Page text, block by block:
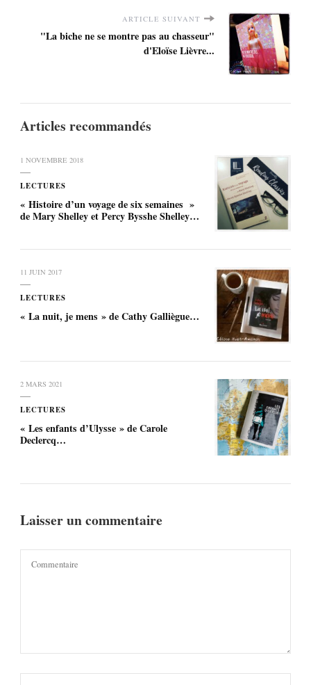
ARTICLE SUIVANT
"La biche ne se montre pas au chasseur"
d'Eloïse Lièvre...
Articles recommandés
1 NOVEMBRE 2018
LECTURES
« Histoire d’un voyage de six semaines »
de Mary Shelley et Percy Bysshe Shelley…
11 JUIN 2017
LECTURES
« La nuit, je mens » de Cathy Galliègue…
2 MARS 2021
LECTURES
« Les enfants d’Ulysse » de Carole
Declercq…
Laisser un commentaire